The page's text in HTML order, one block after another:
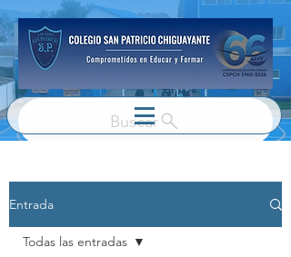
Buscar
Entrada
Todas las entradas